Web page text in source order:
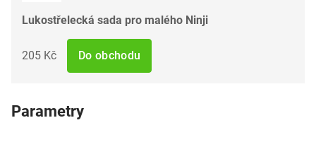
Lukostřelecká sada pro malého Ninji
205 Kč Do obchodu
Parametry